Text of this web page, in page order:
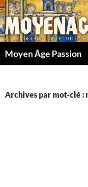
Aller
au
contenu
Moyen Âge Passion
Archives par mot-clé :